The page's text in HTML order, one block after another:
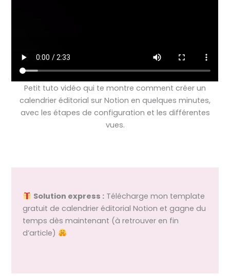
Petit tuto vidéo qui te montre comment créer un
calendrier éditorial sur Notion en quelques minutes,
avec les étapes de configuration et les différentes
vues.
Solution express :Télécharge mon template
gratuit de calendrier éditorial Notion et gagne du
temps dès maintenant (à retrouver en fin
d’article)